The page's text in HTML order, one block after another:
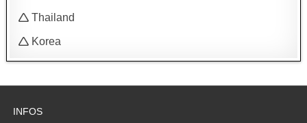
🛆 Thailand
🛆 Korea
INFOS